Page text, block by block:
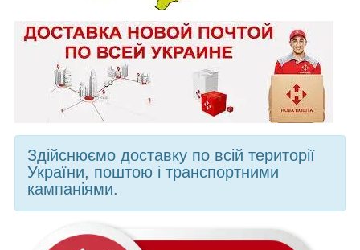
Здійснюємо доставку по всій території
України, поштою і транспортними
кампаніями.